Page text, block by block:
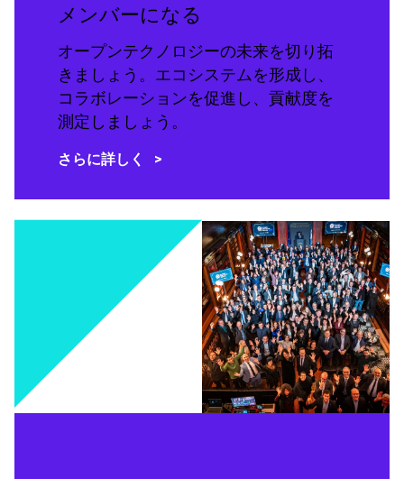
メンバーになる
オープンテクノロジーの未来を切り拓
きましょう。エコシステムを形成し、
コラボレーションを促進し、貢献度を
測定しましょう。
さらに詳しく